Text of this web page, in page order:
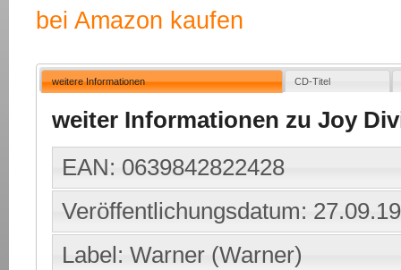
bei Amazon kaufen
weitere Informationen CD-Titel
weiter Informationen zu Joy
EAN: 0639842822428
Veröffentlichungsdatum:
Label: Warner (Warner)